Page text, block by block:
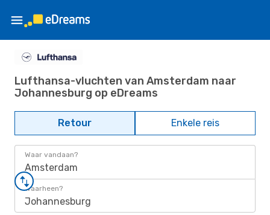
Lufthansa-vluchten van Amsterdam naar
Johannesburg op eDreams
Retour Enkele reis
Waar vandaan?
Amsterdam
Waarheen?
Johannesburg